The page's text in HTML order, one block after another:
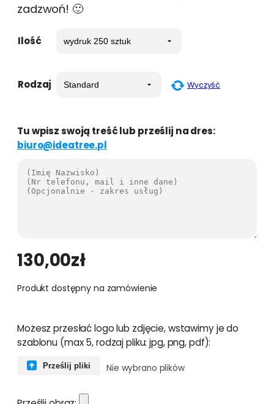
zadzwoń! 🙂
Ilość
Rodzaj Wyczyść
Tu wpisz swoją treść lub prześlij na dres:
biuro@ideatree.pl
130,00zł
Produkt dostępny na zamówienie
Możesz przesłać logo lub zdjęcie, wstawimy je do
szablonu (max 5, rodzaj pliku: jpg, png, pdf):
Prześlij pliki Nie wybrano plików